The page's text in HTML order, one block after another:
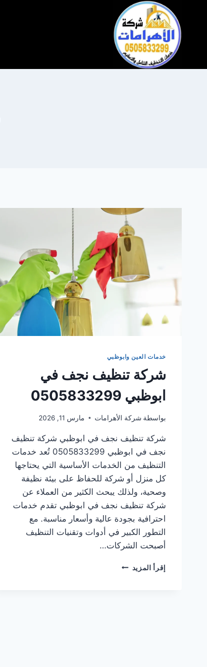
المحتوى
خدمات العين وابوظبي
شركة تنظيف نجف في
ابوظبي 0505833299
بواسطة شركة الأهرامات مارس 11, 2026
شركة تنظيف نجف في ابوظبي شركة تنظيف
نجف في ابوظبي 0505833299 تُعد خدمات
التنظيف من الخدمات الأساسية التي يحتاجها
كل منزل أو شركة للحفاظ على بيئة نظيفة
وصحية، ولذلك يبحث الكثير من العملاء عن
شركة تنظيف نجف في ابوظبي تقدم خدمات
احترافية بجودة عالية وأسعار مناسبة. مع
التطور الكبير في أدوات وتقنيات التنظيف
أصبحت الشركات…
إقرأ المزيد شركة